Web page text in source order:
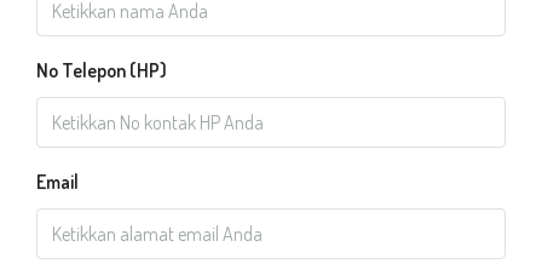
No Telepon (HP)
Email